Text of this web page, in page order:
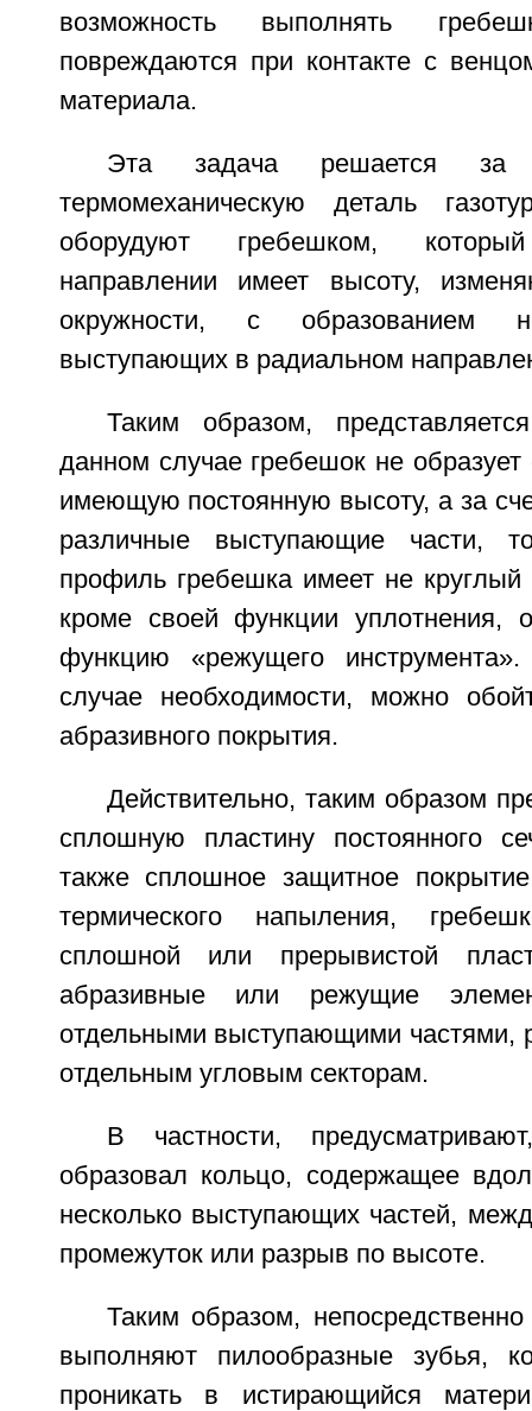
возможность выполнять
повреждаются при контакте с
материала.
Эта задача решается за
термомеханическую деталь
оборудуют гребешком,
направлении имеет высоту,
окружности, с образованием
выступающих в радиальном
Таким образом,
данном случае гребешок не
имеющую постоянную высоту, а за
различные выступающие части,
профиль гребешка имеет не
кроме своей функции уплотнения,
функцию «режущего
случае необходимости, можно
абразивного покрытия.
Действительно, таким образом
сплошную пластину постоянного
также сплошное защитное
термического напыления,
сплошной или прерывистой
абразивные или режущие
отдельными выступающими частями,
отдельным угловым секторам.
В частности,
образовал кольцо, содержащее
несколько выступающих частей,
промежуток или разрыв по высоте.
Таким образом,
выполняют пилообразные зубья,
проникать в истирающийся